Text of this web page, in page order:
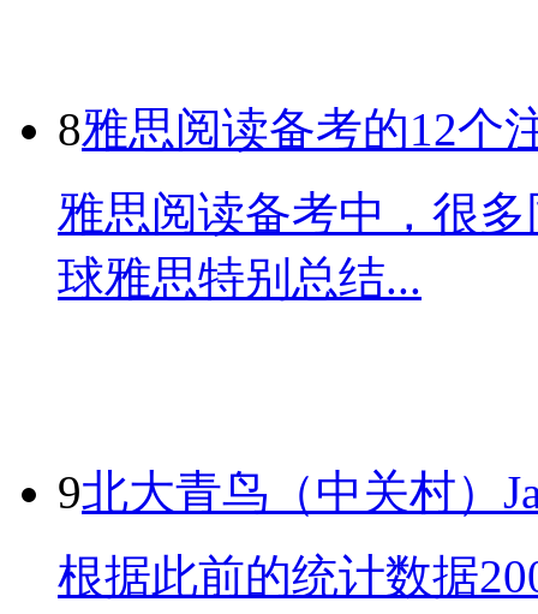
8雅思阅读备考的12个
雅思阅读备考中，很
球雅思特别总结...
9北大青鸟（中关村）
根据此前的统计数据